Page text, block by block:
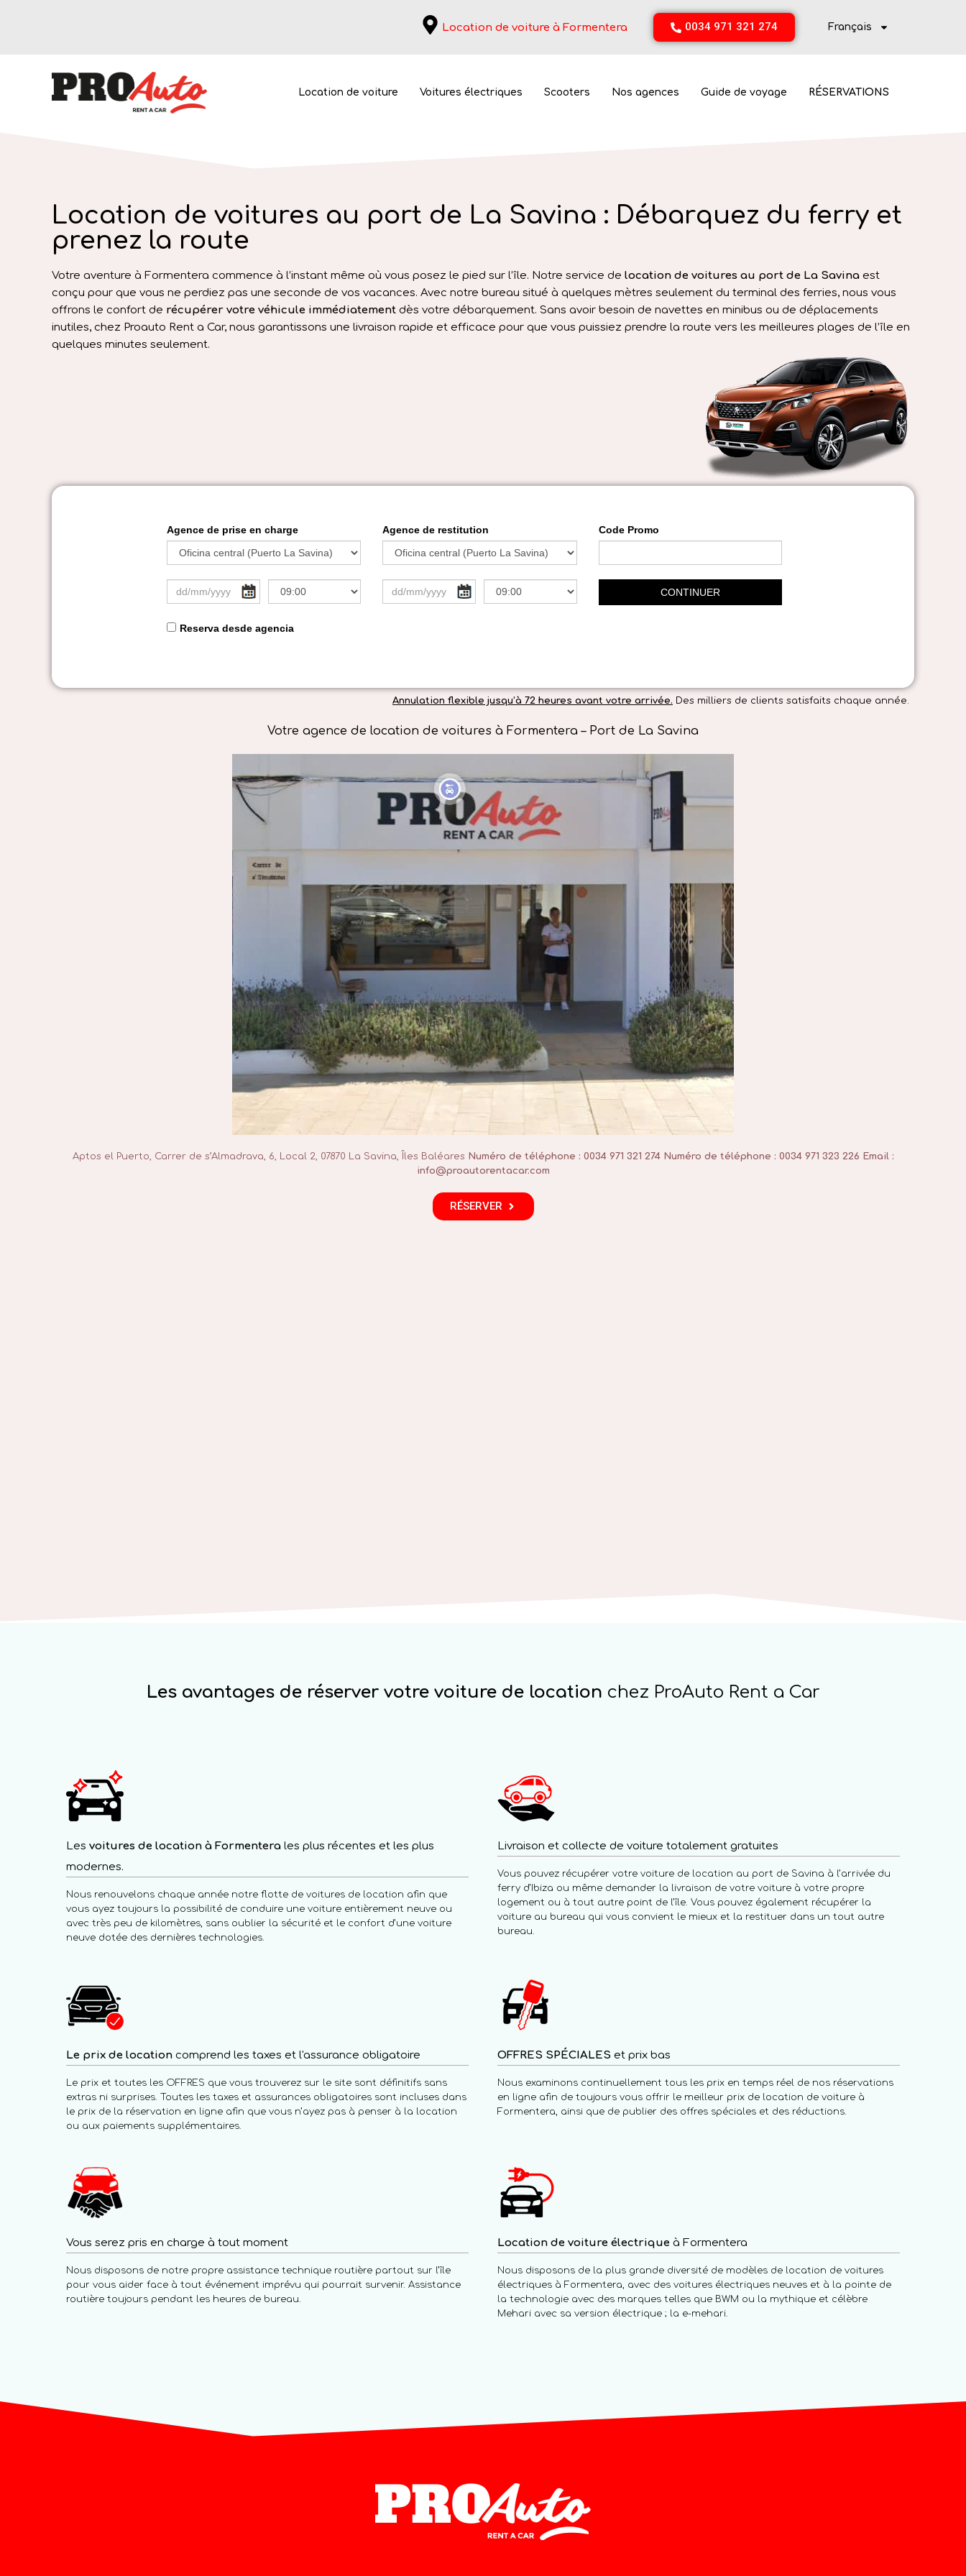
Location de voiture à Formentera 0034 971 321 274 Français
Location de voiture Voitures électriques Scooters Nos agences Guide de voyage RÉSERVATIONS
Location de voiture port de Formentera
Home Location de voiture port de Formentera
Location de voitures au port de La Savina : Débarquez du ferry et
prenez la route
Votre aventure à Formentera commence à l’instant même où vous posez le pied sur l’île. Notre service de location de voitures au port de La Savina est
conçu pour que vous ne perdiez pas une seconde de vos vacances. Avec notre bureau situé à quelques mètres seulement du terminal des ferries, nous vous
offrons le confort de récupérer votre véhicule immédiatement dès votre débarquement. Sans avoir besoin de navettes en minibus ou de déplacements
inutiles, chez Proauto Rent a Car, nous garantissons une livraison rapide et efficace pour que vous puissiez prendre la route vers les meilleures plages de l’île en
quelques minutes seulement.
Annulation flexible jusqu’à 72 heures avant votre arrivée. Des milliers de clients satisfaits chaque année.
Votre agence de location de voitures à Formentera – Port de La Savina
Aptos el Puerto, Carrer de s’Almadrava, 6, Local 2, 07870 La Savina, Îles Baléares Numéro de téléphone : 0034 971 321 274 Numéro de téléphone : 0034 971 323 226 Email :
info@proautorentacar.com
RÉSERVER
Les avantages de réserver votre voiture de location chez ProAuto Rent a Car
Les voitures de location à Formentera les plus récentes et les plus
modernes.
Nous renouvelons chaque année notre flotte de voitures de location afin que
vous ayez toujours la possibilité de conduire une voiture entièrement neuve ou
avec très peu de kilomètres, sans oublier la sécurité et le confort d’une voiture
neuve dotée des dernières technologies.
Livraison et collecte de voiture totalement gratuites
Vous pouvez récupérer votre voiture de location au port de Savina à l’arrivée du
ferry d’Ibiza ou même demander la livraison de votre voiture à votre propre
logement ou à tout autre point de l’île. Vous pouvez également récupérer la
voiture au bureau qui vous convient le mieux et la restituer dans un tout autre
bureau.
Le prix de location comprend les taxes et l'assurance obligatoire
Le prix et toutes les OFFRES que vous trouverez sur le site sont définitifs sans
extras ni surprises. Toutes les taxes et assurances obligatoires sont incluses dans
le prix de la réservation en ligne afin que vous n’ayez pas à penser à la location
ou aux paiements supplémentaires.
OFFRES SPÉCIALES et prix bas
Nous examinons continuellement tous les prix en temps réel de nos réservations
en ligne afin de toujours vous offrir le meilleur prix de location de voiture à
Formentera, ainsi que de publier des offres spéciales et des réductions.
Vous serez pris en charge à tout moment
Nous disposons de notre propre assistance technique routière partout sur l’île
pour vous aider face à tout événement imprévu qui pourrait survenir. Assistance
routière toujours pendant les heures de bureau.
Location de voiture électrique à Formentera
Nous disposons de la plus grande diversité de modèles de location de voitures
électriques à Formentera, avec des voitures électriques neuves et à la pointe de
la technologie avec des marques telles que BWM ou la mythique et célèbre
Mehari avec sa version électrique ; la e-mehari.